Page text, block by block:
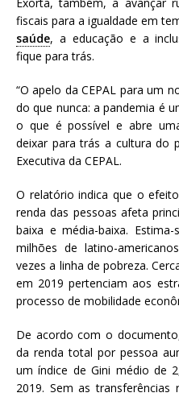
fiscais para a igualdade em
saúde, a educação e a
fique para trás.
“O apelo da CEPAL para um
do que nunca: a pandemia é
o que é possível e abre
deixar para trás a cultura do
Executiva da CEPAL.
O relatório indica que o
renda das pessoas afeta
baixa e média-baixa.
milhões de latino-
vezes a linha de pobreza.
em 2019 pertenciam aos
processo de mobilidade
De acordo com o
da renda total por pessoa
um índice de Gini médio de
2019. Sem as transferências